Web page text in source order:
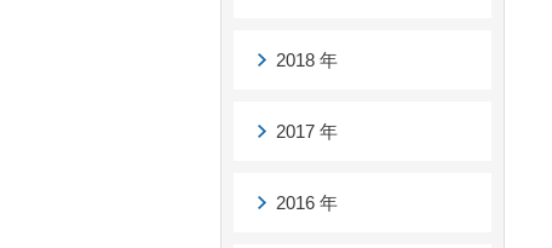
2018 年
2017 年
2016 年